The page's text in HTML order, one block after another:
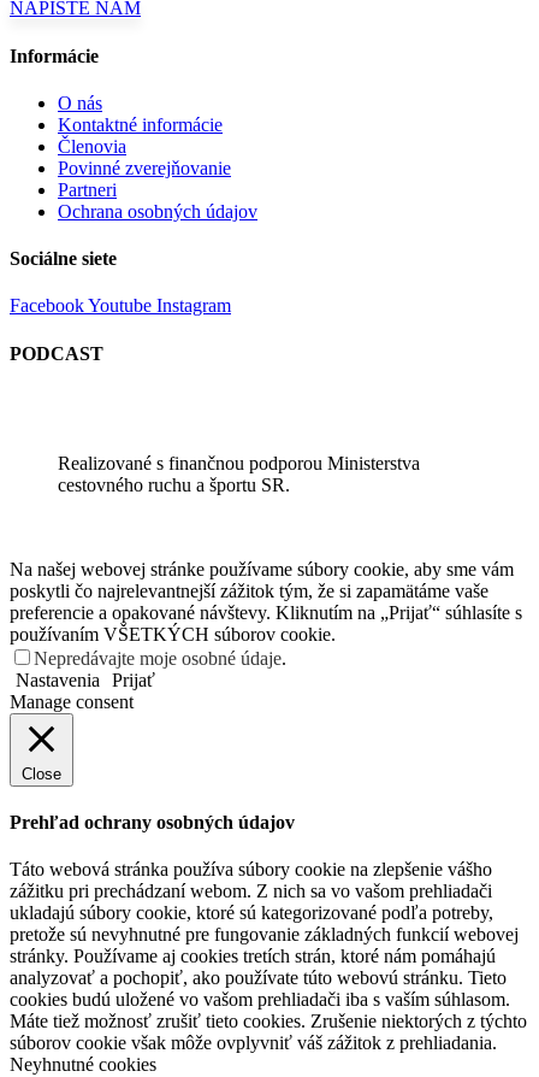
NAPÍŠTE NÁM
Informácie
O nás
Kontaktné informácie
Členovia
Povinné zverejňovanie
Partneri
Ochrana osobných údajov
Sociálne siete
FacebookYoutube Instagram
PODCAST
Realizované s finančnou podporou Ministerstva
cestovného ruchu a športu SR.
Na našej webovej stránke používame súbory cookie, aby sme vám
poskytli čo najrelevantnejší zážitok tým, že si zapamätáme vaše
preferencie a opakované návštevy. Kliknutím na „Prijať“ súhlasíte s
používaním VŠETKÝCH súborov cookie.
Nepredávajte moje osobné údaje.
Nastavenia
Prijať
Manage consent
Close
Prehľad ochrany osobných údajov
Táto webová stránka používa súbory cookie na zlepšenie vášho
zážitku pri prechádzaní webom. Z nich sa vo vašom prehliadači
ukladajú súbory cookie, ktoré sú kategorizované podľa potreby,
pretože sú nevyhnutné pre fungovanie základných funkcií webovej
stránky. Používame aj cookies tretích strán, ktoré nám pomáhajú
analyzovať a pochopiť, ako používate túto webovú stránku. Tieto
cookies budú uložené vo vašom prehliadači iba s vaším súhlasom.
Máte tiež možnosť zrušiť tieto cookies. Zrušenie niektorých z týchto
súborov cookie však môže ovplyvniť váš zážitok z prehliadania.
Neyhnutné cookies